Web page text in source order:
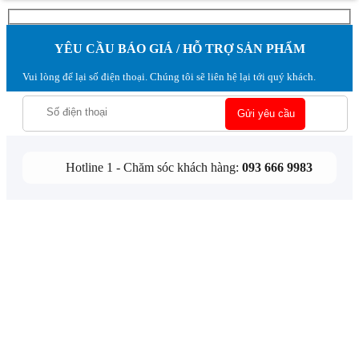
YÊU CẦU BÁO GIÁ / HỖ TRỢ SẢN PHẨM
Vui lòng để lại số điện thoại. Chúng tôi sẽ liên hệ lại tới quý khách.
Hotline 1 - Chăm sóc khách hàng: 093 666 9983